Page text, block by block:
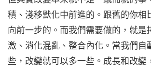
積、淺移默化中前進的。跟舊的你相
向前一步的。而我們需要做的，就是
激、消化混亂、整合內化。當我們自
些，改變就可以多一些。成長和改變